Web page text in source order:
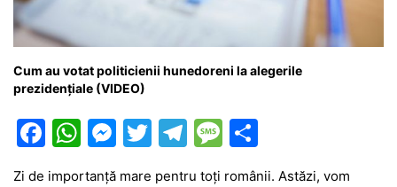
Cum au votat politicienii hunedoreni la alegerile
prezidențiale (VIDEO)
F
a
W M T
T
M
ar
Zi de importanță mare pentru toți românii. Astăzi, vom